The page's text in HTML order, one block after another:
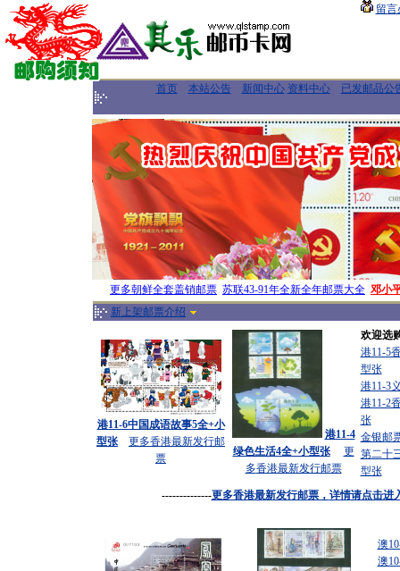
留言
首页 本站公告 新闻中心 资料中心 已发邮品公
更多朝鲜全套盖销邮票 苏联43-91年全新全年邮票大全 邓小
新上架邮票介绍
港11-6中国成语故事5全+小
型张
更多香港最新发行邮
票
港11-4
绿色生活4全+小型张
更
多香港最新发行邮票
欢迎选
港11-5
型张
港11-3
港11-2
张
金银邮
第二十
型张
--------------更多香港最新发行邮票， 详情请点击进
澳
澳